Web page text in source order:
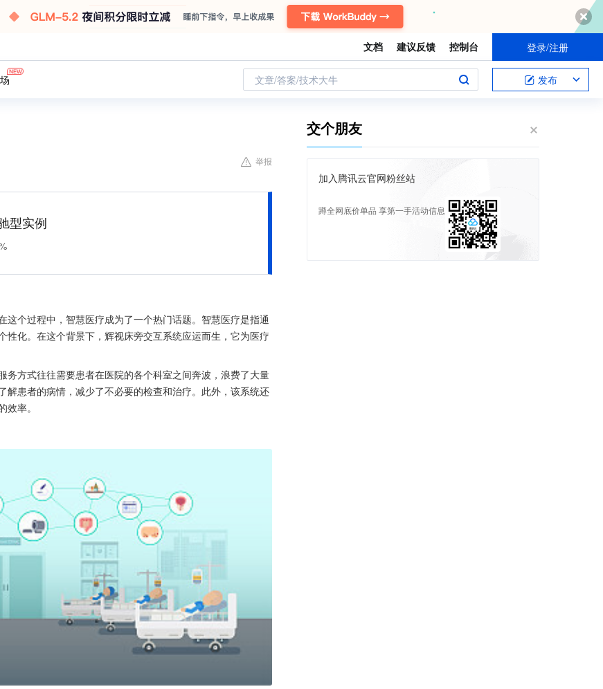
文档 建议反馈 控制台 登录/注册
文章/答案/技术大牛 发布
举报
型实例
个过程中，智慧医疗成为了一个热门话题。智慧医疗是指通
化。在这个背景下，辉视床旁交互系统应运而生，它为医疗
方式往往需要患者在医院的各个科室之间奔波，浪费了大量
患者的病情，减少了不必要的检查和治疗。此外，该系统还
率。
交个朋友
加入腾讯云官网粉丝站
蹲全网底价单品 享第一手活动信息